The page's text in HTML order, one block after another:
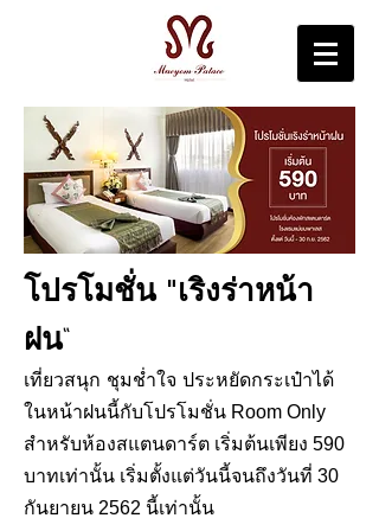
"วันธรรดา น่าเที่ยว"
โปรโมชั่น "เริงร่าหน้า
ฝน“
เที่ยวสนุก ชุมช่ำใจ ประหยัดกระเป๋าได้
ในหน้าฝนนี้กับโปรโมชั่น Room Only
สำหรับห้องสแตนดาร์ต เริ่มต้นเพียง 590
บาทเท่านั้น เริ่มตั้งแต่วันนี้จนถึงวันที่ 30
กันยายน 2562 นี้เท่านั้น